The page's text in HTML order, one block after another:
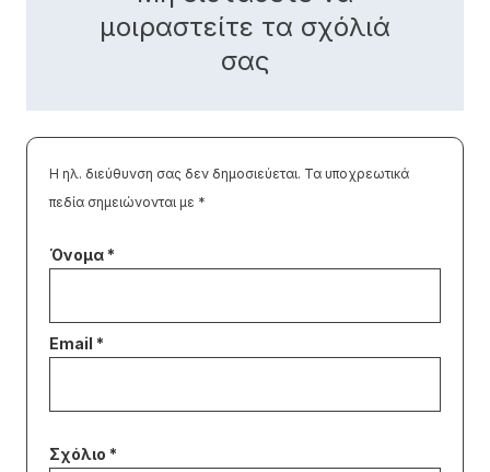
μοιραστείτε τα σχόλιά
σας
Η ηλ. διεύθυνση σας δεν δημοσιεύεται. Τα υποχρεωτικά
πεδία σημειώνονται με *